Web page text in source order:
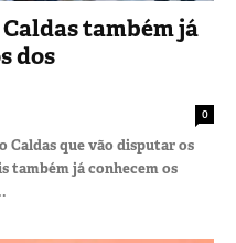
também já
dos
0
Caldas que vão disputar os
também já conhecem os